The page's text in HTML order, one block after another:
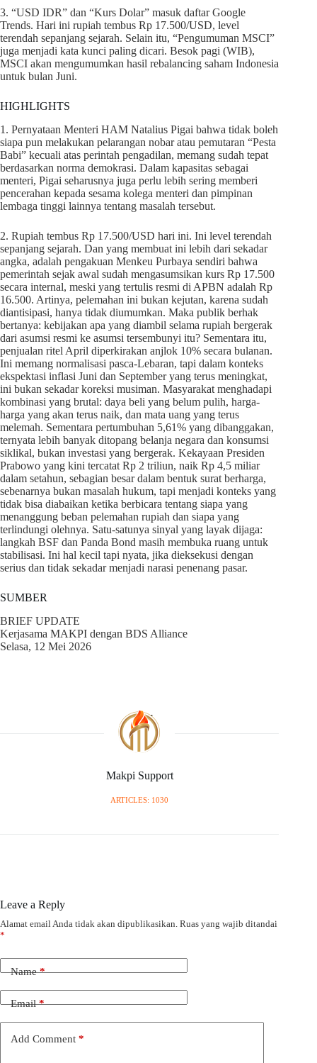
3. “USD IDR” dan “Kurs Dolar” masuk daftar Google
Trends. Hari ini rupiah tembus Rp 17.500/USD, level
terendah sepanjang sejarah. Selain itu, “Pengumuman MSCI”
juga menjadi kata kunci paling dicari. Besok pagi (WIB),
MSCI akan mengumumkan hasil rebalancing saham Indonesia
untuk bulan Juni.
HIGHLIGHTS
1. Pernyataan Menteri HAM Natalius Pigai bahwa tidak boleh
siapa pun melakukan pelarangan nobar atau pemutaran “Pesta
Babi” kecuali atas perintah pengadilan, memang sudah tepat
berdasarkan norma demokrasi. Dalam kapasitas sebagai
menteri, Pigai seharusnya juga perlu lebih sering memberi
pencerahan kepada sesama kolega menteri dan pimpinan
lembaga tinggi lainnya tentang masalah tersebut.
2. Rupiah tembus Rp 17.500/USD hari ini. Ini level terendah
sepanjang sejarah. Dan yang membuat ini lebih dari sekadar
angka, adalah pengakuan Menkeu Purbaya sendiri bahwa
pemerintah sejak awal sudah mengasumsikan kurs Rp 17.500
secara internal, meski yang tertulis resmi di APBN adalah Rp
16.500. Artinya, pelemahan ini bukan kejutan, karena sudah
diantisipasi, hanya tidak diumumkan. Maka publik berhak
bertanya: kebijakan apa yang diambil selama rupiah bergerak
dari asumsi resmi ke asumsi tersembunyi itu? Sementara itu,
penjualan ritel April diperkirakan anjlok 10% secara bulanan.
Ini memang normalisasi pasca-Lebaran, tapi dalam konteks
ekspektasi inflasi Juni dan September yang terus meningkat,
ini bukan sekadar koreksi musiman. Masyarakat menghadapi
kombinasi yang brutal: daya beli yang belum pulih, harga-
harga yang akan terus naik, dan mata uang yang terus
melemah. Sementara pertumbuhan 5,61% yang dibanggakan,
ternyata lebih banyak ditopang belanja negara dan konsumsi
siklikal, bukan investasi yang bergerak. Kekayaan Presiden
Prabowo yang kini tercatat Rp 2 triliun, naik Rp 4,5 miliar
dalam setahun, sebagian besar dalam bentuk surat berharga,
sebenarnya bukan masalah hukum, tapi menjadi konteks yang
tidak bisa diabaikan ketika berbicara tentang siapa yang
menanggung beban pelemahan rupiah dan siapa yang
terlindungi olehnya. Satu-satunya sinyal yang layak dijaga:
langkah BSF dan Panda Bond masih membuka ruang untuk
stabilisasi. Ini hal kecil tapi nyata, jika dieksekusi dengan
serius dan tidak sekadar menjadi narasi penenang pasar.
SUMBER
BRIEF UPDATE
Kerjasama MAKPI dengan BDS Alliance
Selasa, 12 Mei 2026
Makpi Support
ARTICLES: 1030
Leave a Reply
Alamat email Anda tidak akan dipublikasikan. Ruas yang wajib ditandai
*
Name*
Email*
Add Comment *